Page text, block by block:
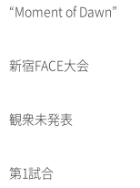
“Moment of Dawn”
新宿FACE大会
観衆未発表
第1試合